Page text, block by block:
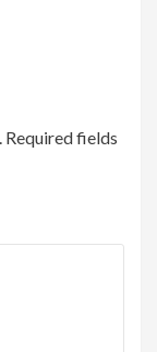
Required fields